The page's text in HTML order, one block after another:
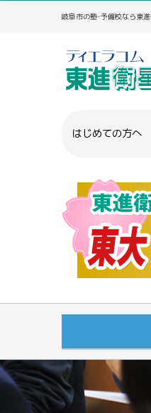
岐阜市の塾･予備校なら東
はじめての方へ